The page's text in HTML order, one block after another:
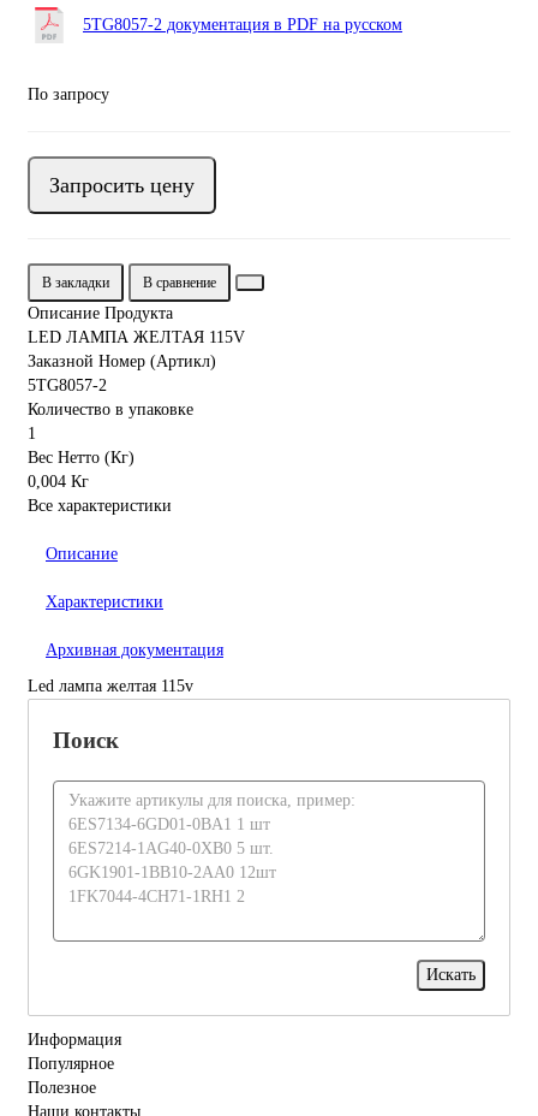
5TG8057-2 документация в PDF на русском
По запросу
Запросить цену
В закладки В сравнение
Описание Продукта
LED ЛАМПА ЖЕЛТАЯ 115V
Заказной Номер (Артикл)
5TG8057-2
Количество в упаковке
1
Вес Нетто (Кг)
0,004 Кг
Все характеристики
Описание
Характеристики
Архивная документация
Led лампа желтая 115v
Поиск
Информация
Популярное
Полезное
Наши контакты